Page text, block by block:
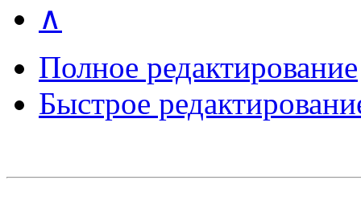
∧
Полное редактирование
Быстрое